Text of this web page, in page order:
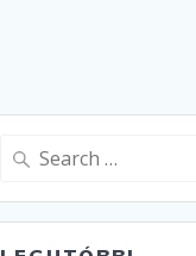
Search